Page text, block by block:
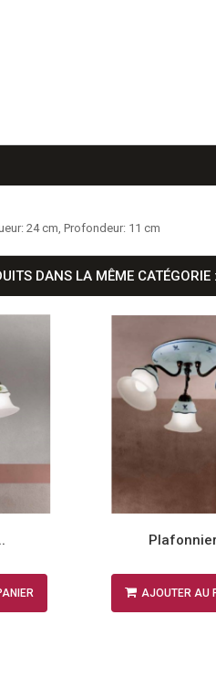
24 cm, Profondeur: 11 cm
DANS LA MÊME CATÉGORIE :
AJOUTER AU